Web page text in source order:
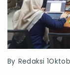
By Redaksi 1